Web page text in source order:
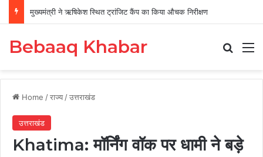
मुख्यमंत्री ने ऋषिकेश स्थित ट्रांजिट कैंप का किया औचक निरीक्षण
Bebaaq Khabar
Home /राज्य /उत्तराखंड
उत्तराखंड
Khatima: मॉर्निंग वॉक पर धामी ने बड़े